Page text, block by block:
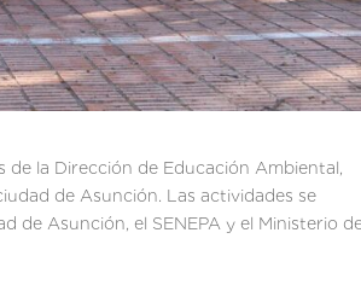
de la Dirección de Educación Ambiental,
de Asunción. Las actividades se
de Asunción, el SENEPA y el Ministerio